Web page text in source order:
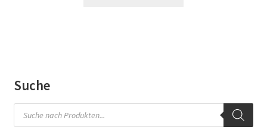
Suche
Products
search